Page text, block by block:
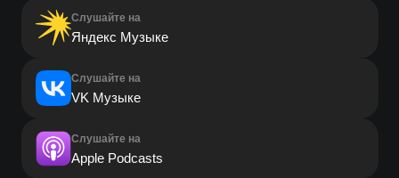
Слушайте на
Яндекс Музыке
Слушайте на
VK Музыке
Слушайте на
Apple Podcasts